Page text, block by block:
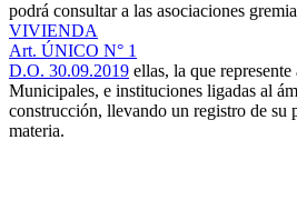
podrá consultar a las asociaciones
VIVIENDA
Art. ÚNICO N° 1
D.O. 30.09.2019 ellas, la que
Municipales, e instituciones ligadas al
construcción, llevando un registro de su
materia.